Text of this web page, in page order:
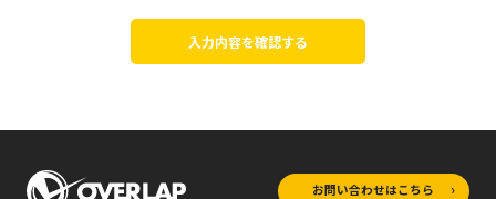
入力内容を確認する
お問い合わせはこちら